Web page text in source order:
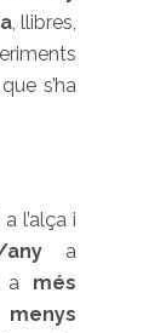
, llibres,
s’ha
a l’alça i
a
a més
menys